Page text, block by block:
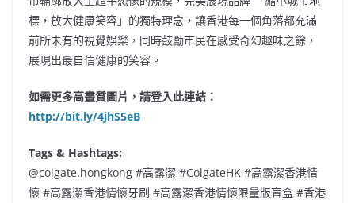
標，放大健康笑容」的獨特理念，讓香港每一個角落都充滿
前所未有的視覺娛樂，同時鼓勵市民在感受奇幻趣味之餘，
展現出最自信健康的笑容。
如需更多高畫質圖片，請登入此連結：
http://bit.ly/4jhS5eB
Tags & Hashtags:
@colgate.hongkong #高露潔 #ColgateHK #高露潔香港情
懷 #高露潔香港情懷牙刷 #高露潔香港情懷限量版盲盒 #香港